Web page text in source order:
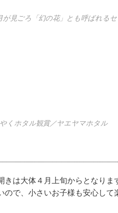
が見ごろ「幻の花」とも呼ばれる
くホタル観賞／ヤエヤマホタル
きは大体４月上旬からとなりま
ので、小さいお子様も安心して